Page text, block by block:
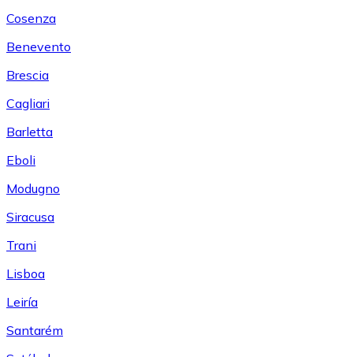
Cosenza
Benevento
Brescia
Cagliari
Barletta
Eboli
Modugno
Siracusa
Trani
Lisboa
Leiría
Santarém